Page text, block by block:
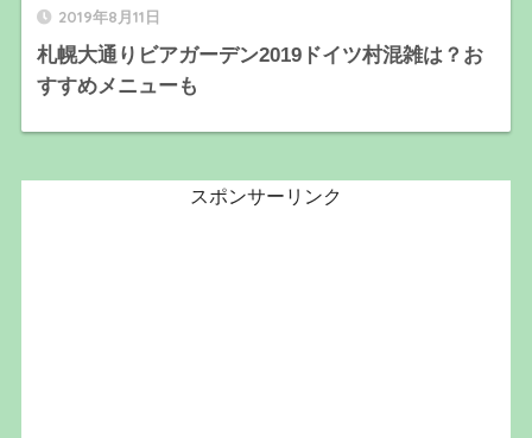
2019年8月11日
札幌大通りビアガーデン2019ドイツ村混雑は？お
すすめメニューも
スポンサーリンク